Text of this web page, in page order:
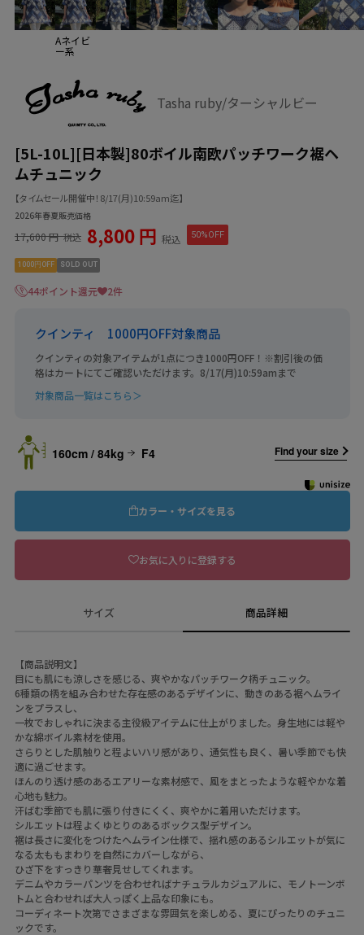
Aネイビ
ー系
Tasha ruby/ターシャルビー
[5L-10L][日本製]80ボイル南欧パッチワーク裾ヘ
ムチュニック
【タイムセール開催中！8/17(月)10:59am迄】
2026年春夏販売価格
17,600 円 税込 8,800 円 税込 50%OFF
1000円OFF SOLD OUT
44ポイント還元 2件
クインティ 1000円OFF対象商品
クインティの対象アイテムが1点につき1000円OFF！※割引後の価
格はカートにてご確認いただけます。8/17(月)10:59amまで
対象商品一覧はこちら＞
160cm / 84kg F4 Find your size
カラー・サイズを見る
お気に入りに登録する
サイズ 商品詳細
【商品説明文】
目にも肌にも涼しさを感じる、爽やかなパッチワーク柄チュニック。
6種類の柄を組み合わせた存在感のあるデザインに、動きのある裾ヘムライ
ンをプラスし、
一枚でおしゃれに決まる主役級アイテムに仕上がりました。身生地には軽や
かな綿ボイル素材を使用。
さらりとした肌触りと程よいハリ感があり、通気性も良く、暑い季節でも快
適に過ごせます。
ほんのり透け感のあるエアリーな素材感で、風をまとったような軽やかな着
心地も魅力。
汗ばむ季節でも肌に張り付きにくく、爽やかに着用いただけます。
シルエットは程よくゆとりのあるボックス型デザイン。
裾は長さに変化をつけたヘムライン仕様で、揺れ感のあるシルエットが気に
なる太ももまわりを自然にカバーしながら、
ひざ下をすっきり華奢見せしてくれます。
デニムやカラーパンツを合わせればナチュラルカジュアルに、モノトーンボ
トムと合わせれば大人っぽく上品な印象にも。
コーディネート次第でさまざまな雰囲気を楽しめる、夏にぴったりのチュニ
ックです。